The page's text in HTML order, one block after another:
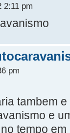
2:11 pm
pm
tambem
e
tempo